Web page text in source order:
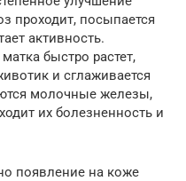
проходит, посыпается
активность.
быстро растет,
и сглаживается
молочные железы,
их болезненность и
появление на коже